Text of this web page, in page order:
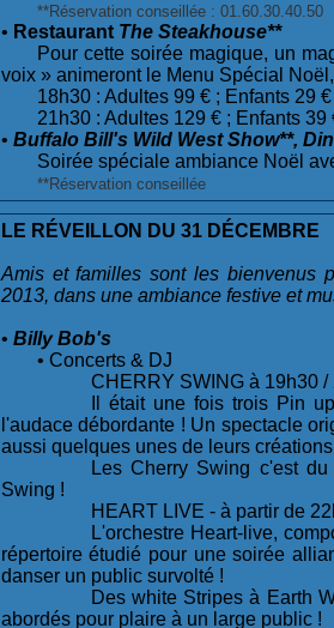
**Réservation conseillée : 01.60.30.40.50
• Restaurant The Steakhouse**
Pour cette soirée magique, un
voix » animeront le Menu Spécial
18h30 : Adultes 99 € ; Enfants 29 €
21h30 : Adultes 129 € ; Enfants 39
• Buffalo Bill's Wild West Show**,
Soirée spéciale ambiance Noël
**Réservation conseillée
LE RÉVEILLON DU 31 DÉCEMBRE
Amis et familles sont les bienvenus
2013, dans une ambiance festive et
• Billy Bob's
• Concerts & DJ
CHERRY SWING à 19h30 /
Il était une fois trois Pin
l'audace débordante ! Un spectacle
aussi quelques unes de leurs
Les Cherry Swing c'est
Swing !
HEART LIVE - à partir de
L'orchestre Heart-live,
répertoire étudié pour une soirée
danser un public survolté !
Des white Stripes à Earth
abordés pour plaire à un large public !